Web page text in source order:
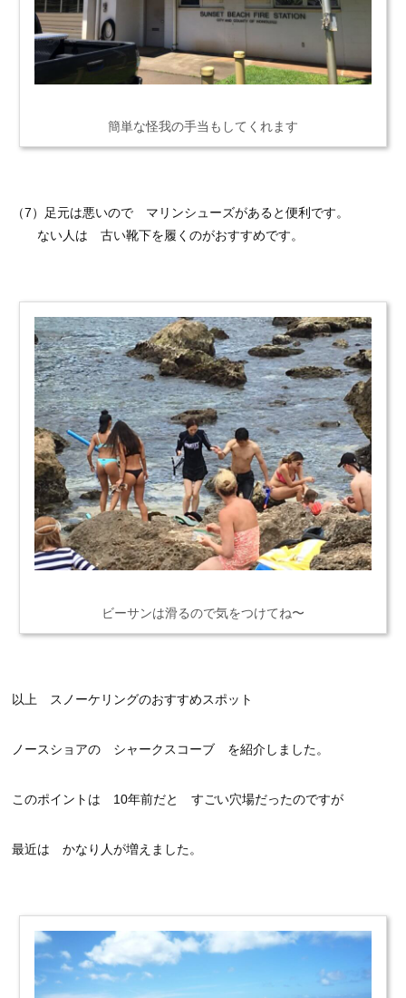
簡単な怪我の手当もしてくれます
（7）足元は悪いので マリンシューズがあると便利です。
ない人は 古い靴下を履くのがおすすめです。
ビーサンは滑るので気をつけてね〜
以上 スノーケリングのおすすめスポット
ノースショアの シャークスコーブ を紹介しました。
このポイントは 10年前だと すごい穴場だったのですが
最近は かなり人が増えました。